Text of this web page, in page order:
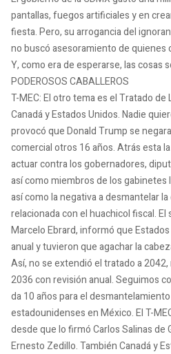
pantallas, fuegos artificiales y en
fiesta. Pero, su arrogancia del
no buscó asesoramiento de quienes
Y, como era de esperarse, las cosas
PODEROSOS CABALLEROS
T-MEC: El otro tema es el Tratado
Canadá y Estados Unidos. Nadie
provocó que Donald Trump se
comercial otros 16 años. Atrás esta
actuar contra los gobernadores,
así como miembros de los gabinetes
así como la negativa a desmantelar
relacionada con el huachicol fiscal.
Marcelo Ebrard, informó que
anual y tuvieron que agachar la
Así, no se extendió el tratado a
2036 con revisión anual. Seguimos
da 10 años para el
estadounidenses en México. El T-
desde que lo firmó Carlos Salinas de
Ernesto Zedillo. También Canadá y